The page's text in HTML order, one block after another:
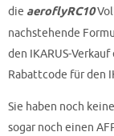
die aeroflyRC10
nachstehende
den IKARUS-
Rabattcode für den
Sie haben noch
sogar noch einen